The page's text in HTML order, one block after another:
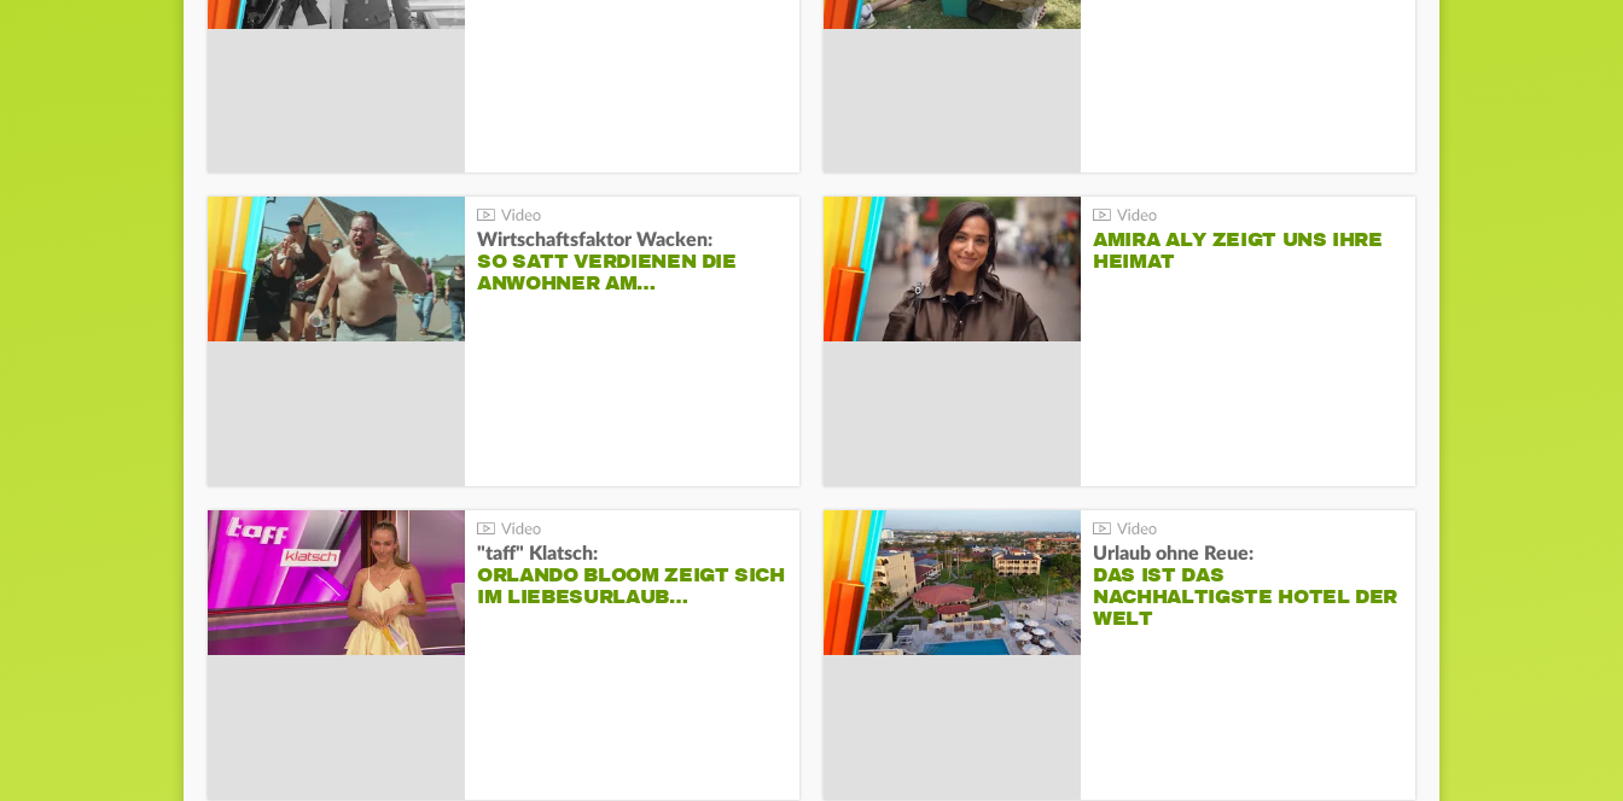
Wirtschaftsfaktor Wacken:
SO SATT VERDIENEN DIE
ANWOHNER AM…
AMIRA ALY ZEIGT UNS IHRE
HEIMAT
"taff" Klatsch:
ORLANDO BLOOM ZEIGT SICH
IM LIEBESURLAUB…
Urlaub ohne Reue:
DAS IST DAS
NACHHALTIGSTE HOTEL DER
WELT